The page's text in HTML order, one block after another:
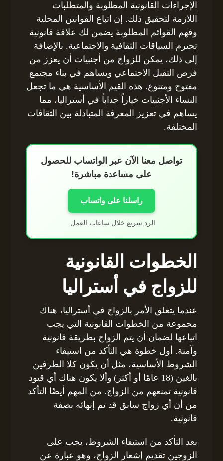
الإجراءات القانونية المطلوبة والمتطلبات
اللازمة لتحقيق ذلك. إن اتباع القوانين المحلية
وفهم القوائم المطلوبة يضمن لك علاقة قانونية
تحترم السياقات الثقافية والاجتماعية. بالإضافة
إلى ذلك، يمكن للزواج من أجنبيات أن يعزز من
فرص التقبل الاجتماعي ويساهم في بناء مجتمع
مفتوح ومتنوع. هذه القيم الأساسية هي ما تجعل
النساء الأجنبيات خياراً جذاباً في أستراليا، مما
يساهم في تعزيز المعرفة المتبادلة بين الثقافات
المختلفة.
تواصل معنا الآن عبر الواتساب للحصول
على مساعدة مباشرة!
راسلنا على واتساب
الرد سريع خلال ساعات العمل.
الخطوات القانونية
للزواج في أستراليا
عندما يتعلق الأمر بالزواج في أستراليا، هناك
مجموعة من الخطوات القانونية التي يجب
اتباعها لضمان أن يتم الزواج بطريقة قانونية
وآمنة. أول خطوة هي التأكد من استيفاء
الشروط الأساسية، مثل أن يكون كلا الطرفين
بالغين (18 عامًا أو أكثر) وألا يكون هناك أي قيود
قانونية تمنعهم من الزواج. من المهم أيضًا التأكد
من أن أي زواج سابق قد تم إنهائه بصفة
قانونية.
بعد التأكد من استيفاء الشروط، يجب على
الزوجين تقديم إشعار الزواج، وهو عبارة عن